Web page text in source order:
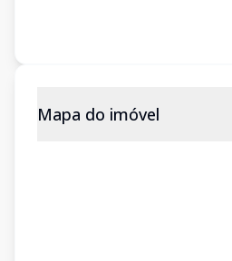
Mapa do imóvel